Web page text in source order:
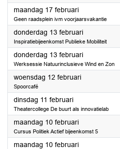
maandag 17 februari2025
Geen raadsplein ivm voorjaarsvakantie
donderdag 13 februari2025
Inspiratiebijeenkomst Publieke Mobiliteit
donderdag 13 februari2025
Werksessie Natuurinclusieve Wind en Zon
woensdag 12 februari2025
Spoorcafé
dinsdag 11 februari2025
Theatercollege De buurt als innovatielab
maandag 10 februari2025
Cursus Politiek Actief bijeenkomst 5
maandag 10 februari2025